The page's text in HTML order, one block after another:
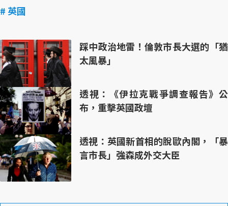
# 英國
踩中政治地雷！倫敦市長大選的「猶
太風暴」
透視：《伊拉克戰爭調查報告》公
布，重擊英國政壇
透視：英國新首相的脫歐內閣，「暴
言市長」強森成外交大臣